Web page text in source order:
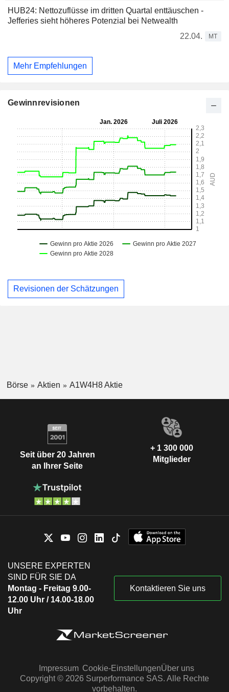
HUB24: Nettozuflüsse im dritten Quartal enttäuschen -
Jefferies sieht höheres Potenzial bei Netwealth
22.04.
MT
Mehr Empfehlungen
Gewinnrevisionen
Revisionen der Schätzungen
Börse Aktien A1W4H8 Aktie
Seit über 20 Jahren
an Ihrer Seite
+ 1 300 000
Mitglieder
UNSERE EXPERTEN
SIND FÜR SIE DA
Montag - Freitag 9.00-
12.00 Uhr / 14.00-18.00
Uhr
Kontaktieren Sie uns
Impressum Cookie-EinstellungenÜber uns
Copyright © 2026 Surperformance SAS. Alle Rechte
vorbehalten.